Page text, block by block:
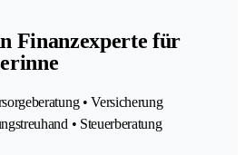
Finanzexperte für
• Versicherung
• Steuerberatung